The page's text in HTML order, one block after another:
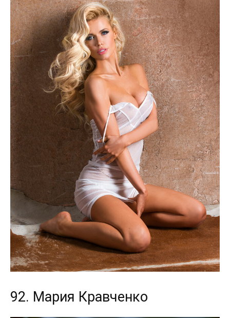
92. Мария Кравченко